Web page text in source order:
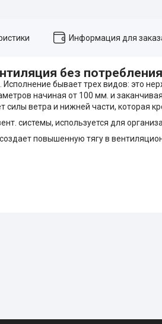
Информация для
без
Исполнение бывает трех видов: это
начиная от 100 мм. и
силы ветра и нижней части, которая
системы, используется для
повышенную тягу в